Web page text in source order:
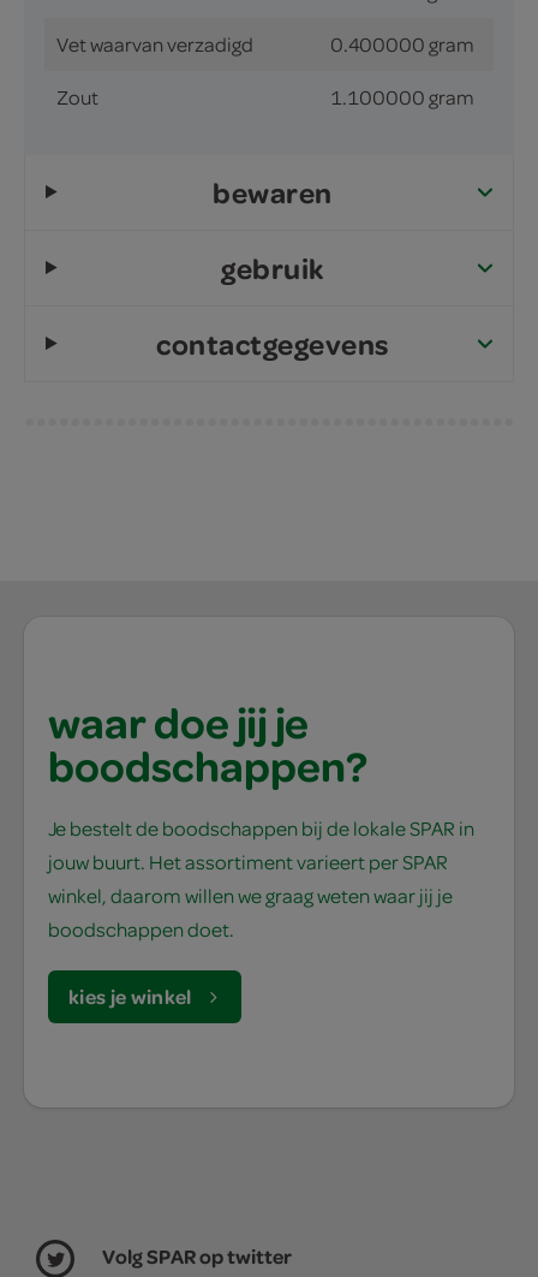
Vet waarvan verzadigd 0.400000 gram
Zout 1.100000 gram
bewaren
gebruik
contactgegevens
waar doe jij je
boodschappen?
Je bestelt de boodschappen bij de lokale SPAR in
jouw buurt. Het assortiment varieert per SPAR
winkel, daarom willen we graag weten waar jij je
boodschappen doet.
kies je winkel
Volg SPAR op twitter